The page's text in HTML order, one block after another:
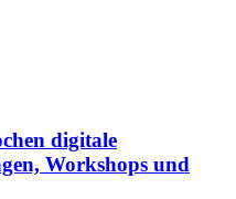
digitale
Workshops und